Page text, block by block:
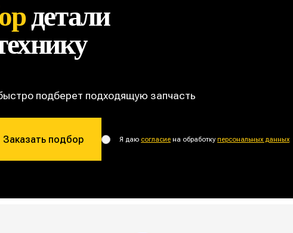
детали
подберет подходящую запчасть
Заказать подбор Я даю согласие на обработкуперсональных данных